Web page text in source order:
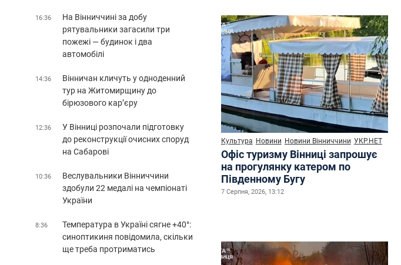
Культура Новини Новини Вінниччини УКР.НЕТ
Офіс туризму Вінниці запрошує
на прогулянку катером по
Південному Бугу
7 Серпня, 2026, 13:12
16:36
На Вінниччині за добу
рятувальники загасили три
пожежі — будинок і два
автомобілі
14:36
Вінничан кличуть у одноденний
тур на Житомирщину до
бірюзового кар’єру
12:36
У Вінниці розпочали підготовку
до реконструкції очисних споруд
на Сабарові
10:36
Веслувальники Вінниччини
здобули 22 медалі на чемпіонаті
України
8:36
Температура в Україні сягне +40°:
синоптикиня повідомила, скільки
ще треба протриматись